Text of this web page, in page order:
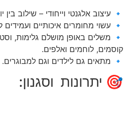
🔹 עיצוב אלגנטי וייחודי – שילוב בין
🔹 עשוי מחומרים איכותיים ועמידים
🔹 משלים באופן מושלם גלימות,
קוסמים, לוחמים ואלפים.
🔹 מתאים גם לילדים וגם למבוגרים.
🎯 יתרונות וסגנון: